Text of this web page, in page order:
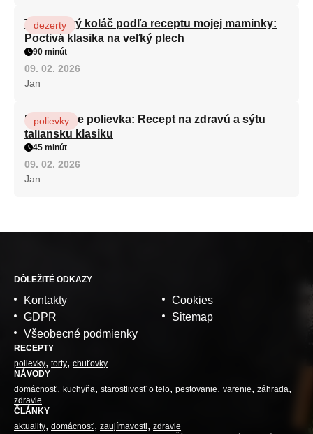
Tvarohový koláč podľa receptu mojej maminky:
Poctivá klasika na veľký plech
dezerty
90 minút
09. 02. 2026
Jan
Minestrone polievka: Recept na zdravú a sýtu
taliansku klasiku
polievky
45 minút
09. 02. 2026
Jan
DÔLEŽITÉ ODKAZY
Kontakty
GDPR
Všeobecné podmienky
Cookies
Sitemap
RECEPTY
polievky torty chuťovky
NÁVODY
domácnosť kuchyňa starostlivosť o telo pestovanie varenie
záhrada
zdravie
ČLÁNKY
aktuality domácnosť zaujímavosti
zdravie